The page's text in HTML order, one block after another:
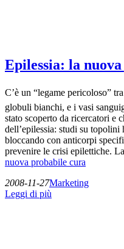
Epilessia: la
C’è un “legame pericoloso”
globuli bianchi, e i vasi
stato scoperto da ricercatori e
dell’epilessia: studi su
bloccando con anticorpi
prevenire le crisi epilettiche.
nuova probabile cura
2008-11-27Marketing
Leggi di più